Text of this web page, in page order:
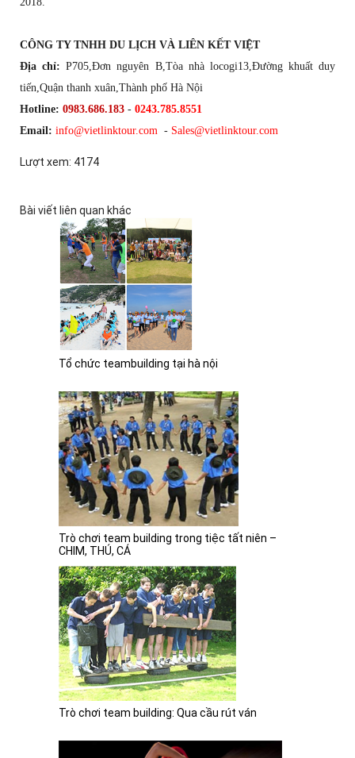
CÔNG TY TNHH DU LỊCH VÀ LIÊN KẾT VIỆT
Địa chỉ:P705,Đơn nguyên B,Tòa nhà locogi13,Đường khuất duy
tiến,Quận thanh xuân,Thành phố Hà Nội
Hotline: 0983.686.183 - 0243.785.8551
Email: info@vietlinktour.com - Sales@vietlinktour.com
Lượt xem: 4174
Bài viết liên quan khác
Tổ chức teambuilding tại hà nội
Trò chơi team building trong tiệc tất niên –
CHIM, THÚ, CÁ
Trò chơi team building: Qua cầu rút ván